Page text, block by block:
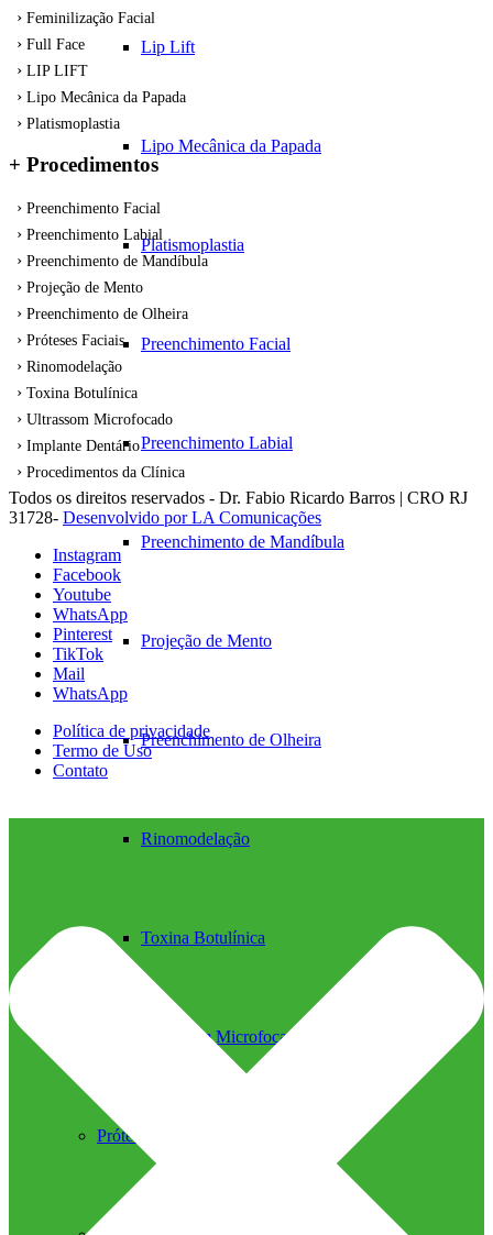
Lip Lift
Lipo Mecânica da Papada
Platismoplastia
Preenchimento Facial
Preenchimento Labial
Preenchimento de Mandíbula
Projeção de Mento
Preenchimento de Olheira
Rinomodelação
Toxina Botulínica
Ultrassom Microfocado
Próteses Faciais
Feminilização Facial
Full Face
LIP LIFT
Lipo Mecânica da Papada
Platismoplastia
+ Procedimentos
Preenchimento Facial
Preenchimento Labial
Preenchimento de Mandíbula
Projeção de Mento
Preenchimento de Olheira
Próteses Faciais
Rinomodelação
Toxina Botulínica
Ultrassom Microfocado
Implante Dentário
Procedimentos da Clínica
Todos os direitos reservados - Dr. Fabio Ricardo Barros | CRO RJ
31728- Desenvolvido por LA Comunicações
Instagram
Facebook
Youtube
WhatsApp
Pinterest
TikTok
Mail
WhatsApp
Política de privacidade
Termo de Uso
Contato